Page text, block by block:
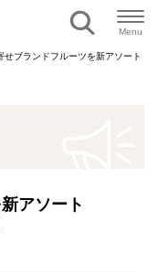
Menu
せブランドフルーツを新アソート
アソート